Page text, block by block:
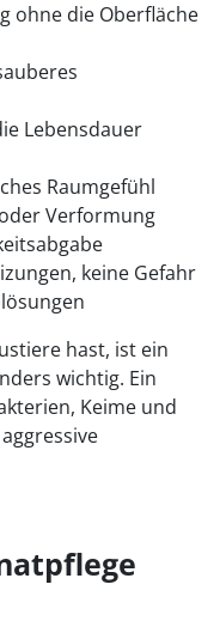
ohne die Oberfläche
Lebensdauer
Raumgefühl
Verformung
keine Gefahr
hast, ist ein
wichtig. Ein
Keime und